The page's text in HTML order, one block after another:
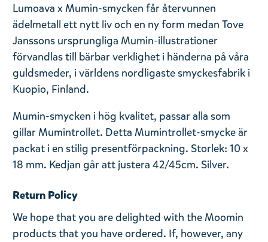
Lumoava x Mumin-smycken får återvunnen
ädelmetall ett nytt liv och en ny form medan Tove
Janssons ursprungliga Mumin-illustrationer
förvandlas till bärbar verklighet i händerna på våra
guldsmeder, i världens nordligaste smyckesfabrik i
Kuopio, Finland.
Mumin-smycken i hög kvalitet, passar alla som
gillar Mumintrollet. Detta Mumintrollet-smycke är
packat i en stilig presentförpackning. Storlek: 10 x
18 mm. Kedjan går att justera 42/45cm. Silver.
Return Policy
We hope that you are delighted with the Moomin
products that you have ordered. If, however, any